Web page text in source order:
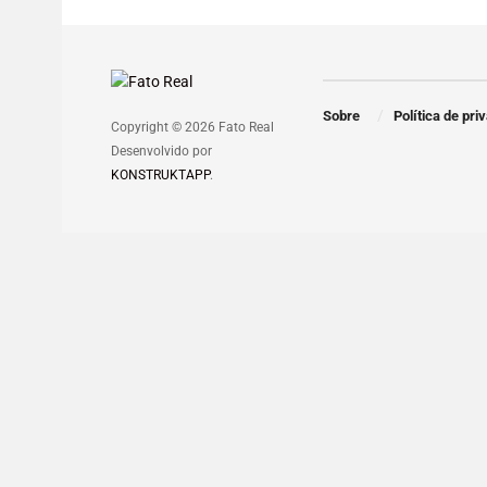
Copyright © 2026 Fato Real
Desenvolvido por
KONSTRUKTAPP.
Sobre Política de